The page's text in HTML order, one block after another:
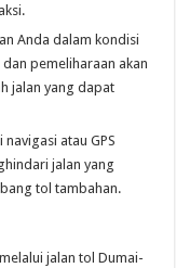
Anda dalam kondisi
pemeliharaan akan
jalan yang dapat
navigasi atau GPS
jalan yang
tol tambahan.
jalan tol Dumai-